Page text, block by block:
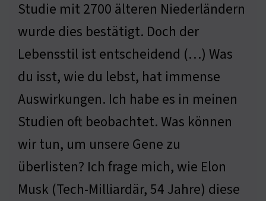
Studie mit 2700 älteren Niederländern
wurde dies bestätigt. Doch der
Lebensstil ist entscheidend (…) Was
du isst, wie du lebst, hat immense
Auswirkungen. Ich habe es in meinen
Studien oft beobachtet. Was können
wir tun, um unsere Gene zu
überlisten? Ich frage mich, wie Elon
Musk (Tech-Milliardär, 54 Jahre) diese